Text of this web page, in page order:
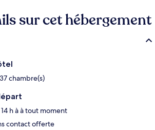
sur cet hébergement
chambre(s)
h à à tout moment
contact offerte